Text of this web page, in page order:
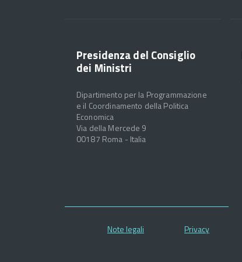
Presidenza del Consiglio
dei Ministri
Dipartimento per la Programmazione
e il Coordinamento della Politica
Economica
Via della Mercede 9
00187 Roma - Italia
Note legali Privacy